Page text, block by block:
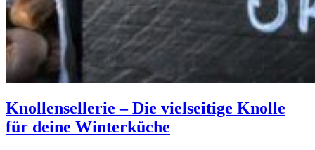
Knollensellerie – Die vielseitige Knolle
für deine Winterküche